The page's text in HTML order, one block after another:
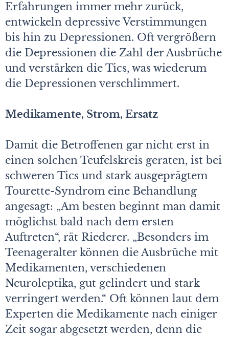
Erfahrungen immer mehr zurück,
entwickeln depressive Verstimmungen
bis hin zu Depressionen. Oft vergrößern
die Depressionen die Zahl der Ausbrüche
und verstärken die Tics, was wiederum
die Depressionen verschlimmert.
Medikamente, Strom, Ersatz
Damit die Betroffenen gar nicht erst in
einen solchen Teufelskreis geraten, ist bei
schweren Tics und stark ausgeprägtem
Tourette-Syndrom eine Behandlung
angesagt: „Am besten beginnt man damit
möglichst bald nach dem ersten
Auftreten“, rät Riederer. „Besonders im
Teenageralter können die Ausbrüche mit
Medikamenten, verschiedenen
Neuroleptika, gut gelindert und stark
verringert werden.“ Oft können laut dem
Experten die Medikamente nach einiger
Zeit sogar abgesetzt werden, denn die